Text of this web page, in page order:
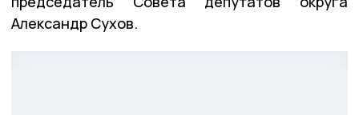
Александр Сухов.